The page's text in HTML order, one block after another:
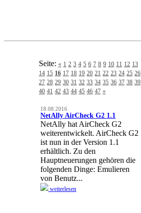
Seite: « 1 2 3 4 5 6 7 8 9 10 11 12 13
14 15 16 17 18 19 20 21 22 23 24 25 26
27 28 29 30 31 32 33 34 35 36 37 38 39
40 41 42 43 44 45 46 47 »
18.08.2016
NetAlly AirCheck G2 1.1
NetAlly hat AirCheck G2
weiterentwickelt. AirCheck G2
ist nun in der Version 1.1
erhältlich. Zu den
Hauptneuerungen gehören die
folgenden Dinge: Emulieren
von Benutz...
weiterlesen